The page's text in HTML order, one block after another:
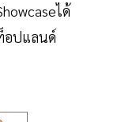
ได้
อปแลนด์